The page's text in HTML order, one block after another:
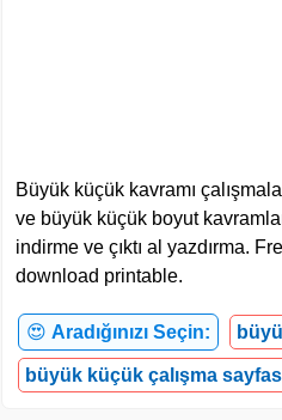
Büyük küçük kavramı
ve büyük küçük boyut
indirme ve çıktı al yazdırma.
download printable.
😍 Aradığınızı Seçin:
büyük küçük çalışma